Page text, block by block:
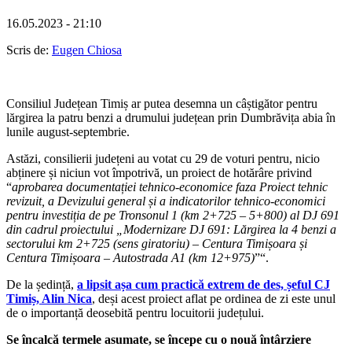
16.05.2023 - 21:10
Scris de: Eugen Chiosa
Consiliul Județean Timiș ar putea desemna un câștigător pentru
lărgirea la patru benzi a drumului județean prin Dumbrăvița abia în
lunile august-septembrie.
Astăzi, consilierii județeni au votat cu 29 de voturi pentru, nicio
abținere și niciun vot împotrivă, un proiect de hotărâre privind
“aprobarea documentației tehnico-economice faza Proiect tehnic
revizuit, a Devizului general și a indicatorilor tehnico-economici
pentru investiția de pe Tronsonul 1 (km 2+725 – 5+800) al DJ 691
din cadrul proiectului „Modernizare DJ 691: Lărgirea la 4 benzi a
sectorului km 2+725 (sens giratoriu) – Centura Timișoara și
Centura Timișoara – Autostrada A1 (km 12+975)”“.
De la ședință, a lipsit așa cum practică extrem de des, șeful CJ
Timiș, Alin Nica, deși acest proiect aflat pe ordinea de zi este unul
de o importanță deosebită pentru locuitorii județului.
Se încalcă termele asumate, se începe cu o nouă întârziere